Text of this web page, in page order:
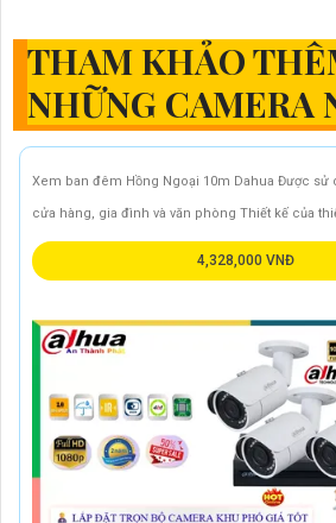
THAM KHẢO
NHỮNG CAMERA
Xem ban đêm Hồng Ngoại 10m Dahua Được sử
cửa hàng, gia đình và văn phòng Thiết kế của
4,328,000 VNĐ